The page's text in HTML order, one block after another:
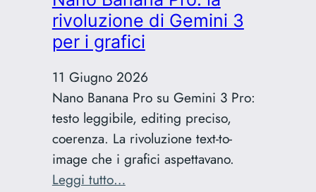
Grignani:
la
svolta
del
1996
rivoluzione di Gemini 3
per i grafici
11 Giugno 2026
Nano Banana Pro su Gemini 3 Pro:
testo leggibile, editing preciso,
coerenza. La rivoluzione text-to-
image che i grafici aspettavano.
Leggi tutto…: